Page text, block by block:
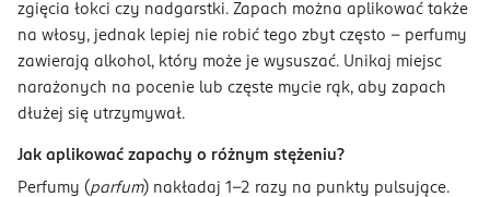
zgięcia łokci czy nadgarstki. Zapach można aplikować także
na włosy, jednak lepiej nie robić tego zbyt często - perfumy
zawierają alkohol, który może je wysuszać. Unikaj miejsc
narażonych na pocenie lub częste mycie rąk, aby zapach
dłużej się utrzymywał.
Jak aplikować zapachy o różnym stężeniu?
Perfumy (parfum) nakładaj 1–2 razy na punkty pulsujące.